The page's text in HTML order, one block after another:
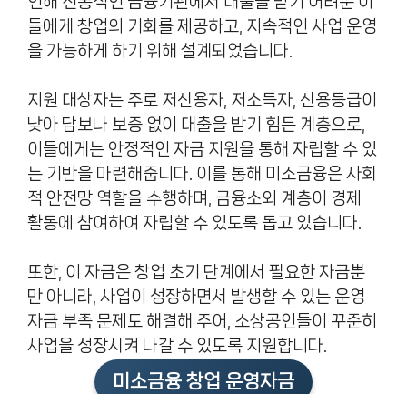
들에게 창업의 기회를 제공하고, 지속적인 사업 운영
을 가능하게 하기 위해 설계되었습니다.
지원 대상자는 주로 저신용자, 저소득자, 신용등급이
낮아 담보나 보증 없이 대출을 받기 힘든 계층으로,
이들에게는 안정적인 자금 지원을 통해 자립할 수 있
는 기반을 마련해줍니다. 이를 통해 미소금융은 사회
적 안전망 역할을 수행하며, 금융소외 계층이 경제
활동에 참여하여 자립할 수 있도록 돕고 있습니다.
또한, 이 자금은 창업 초기 단계에서 필요한 자금뿐
만 아니라, 사업이 성장하면서 발생할 수 있는 운영
자금 부족 문제도 해결해 주어, 소상공인들이 꾸준히
사업을 성장시켜 나갈 수 있도록 지원합니다.
미소금융 창업 운영자금